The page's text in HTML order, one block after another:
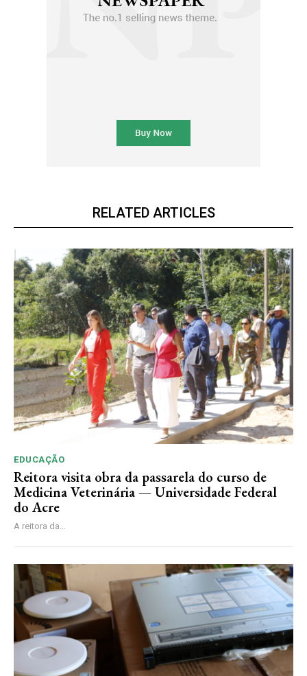
RELATED ARTICLES
EDUCAÇÃO
Reitora visita obra da passarela do curso de
Medicina Veterinária — Universidade Federal
do Acre
A reitora da...